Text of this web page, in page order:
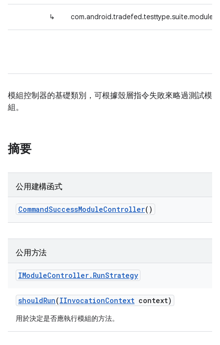
↳
模組控制器的基礎類別，可根據殼層指令失敗來略過測試模
組。
摘要
公用建構函式
CommandSuccessModuleController()
公用方法
IModuleController. RunStrategy
shouldRun(IInvocationContext context)
用於決定是否應執行模組的方法。